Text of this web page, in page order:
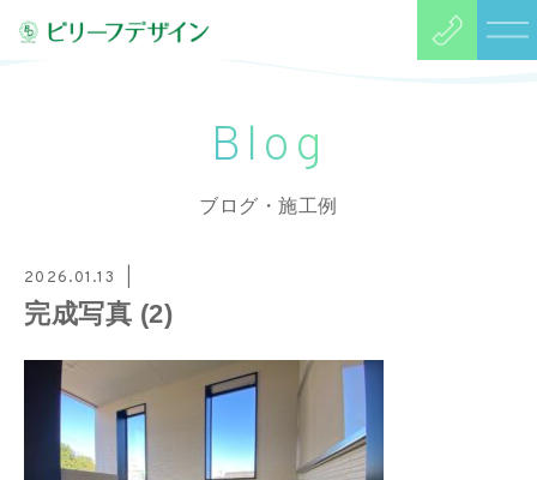
Blog
ブログ・施工例
2026.01.13
完成写真 (2)